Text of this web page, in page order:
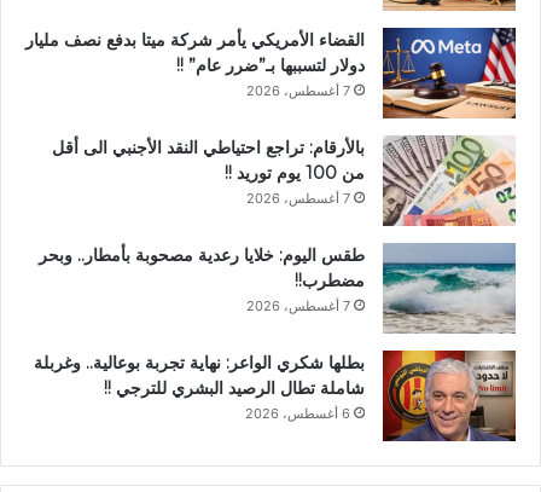
القضاء الأمريكي يأمر شركة ميتا بدفع نصف مليار
دولار لتسببها بـ”ضرر عام” !!
7 أغسطس، 2026
بالأرقام: تراجع احتياطي النقد الأجنبي الى أقل
من 100 يوم توريد !!
7 أغسطس، 2026
طقس اليوم: خلايا رعدية مصحوبة بأمطار.. وبحر
مضطرب!!
7 أغسطس، 2026
بطلها شكري الواعر: نهاية تجربة بوعالية.. وغربلة
شاملة تطال الرصيد البشري للترجي !!
6 أغسطس، 2026